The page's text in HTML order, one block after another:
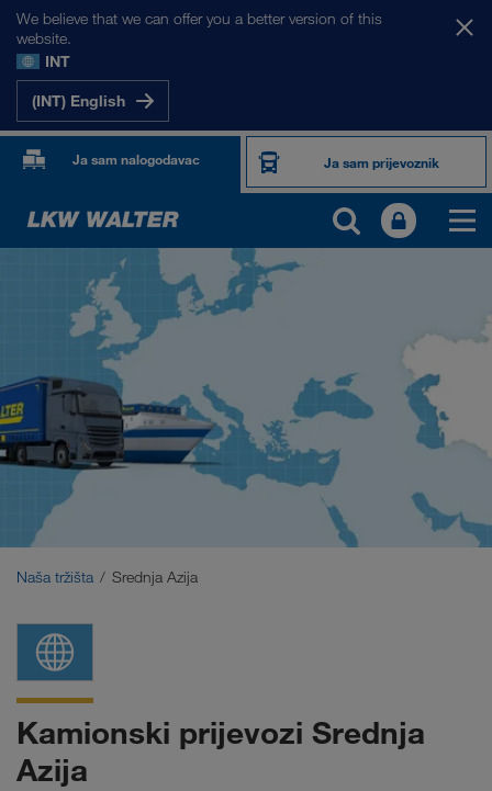
We believe that we can offer you a better version of this
website.
INT
(INT) English
Ja sam nalogodavac Ja sam prijevoznik
NAŠA TRŽIŠTA
Europa
Srednja Azija
Rusija
Bliski Istok
Naša tržišta Srednja Azija
Kamionski prijevozi Srednja
Azija